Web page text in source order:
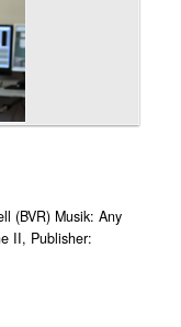
(BVR) Musik: Any
II, Publisher: